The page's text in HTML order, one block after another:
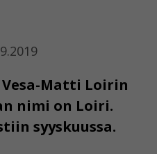
Matti Loirin
nimi on Loiri.
syyskuussa.